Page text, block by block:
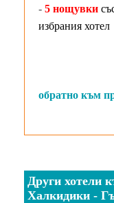
- 5 нощувки
избрания хотел
обратно към
Други хотели
Халкидики -